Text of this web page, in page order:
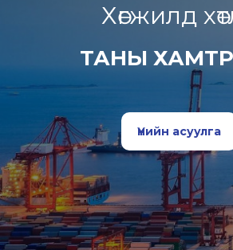
Хөгжилд
ТАНЫ
Үнийн асуулга